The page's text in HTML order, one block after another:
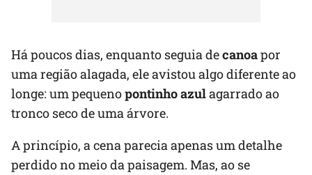
Há poucos dias, enquanto seguia decanoapor
uma região alagada, ele avistou algo diferente ao
longe: um pequenopontinho azulagarrado ao
tronco seco de uma árvore.
A princípio, a cena parecia apenas um detalhe
perdido no meio da paisagem. Mas, ao se